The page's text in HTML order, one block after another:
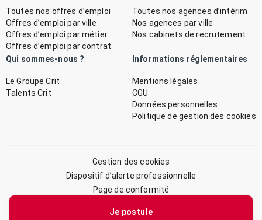
Je postule
Toutes nos offres d’emploi
Offres d’emploi par ville
Offres d’emploi par métier
Offres d’emploi par contrat
Toutes nos agences d’intérim
Nos agences par ville
Nos cabinets de recrutement
Qui sommes-nous ?
Le Groupe Crit
Talents Crit
Informations réglementaires
Mentions légales
CGU
Données personnelles
Politique de gestion des cookies
Gestion des cookies
Dispositif d’alerte professionnelle
Page de conformité
© 2026 CRIT